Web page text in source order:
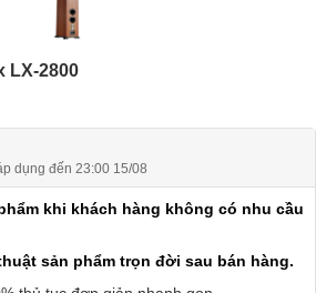
LX-2800
dụng đến 23:00 15/08
khi khách hàng không có nhu cầu
sản phẩm trọn đời sau bán hàng.